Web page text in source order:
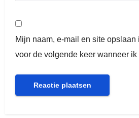
Mijn naam, e-mail en site opslaan
voor de volgende keer wanneer